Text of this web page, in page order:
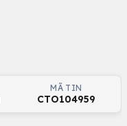
MÃ TIN
CTO104959